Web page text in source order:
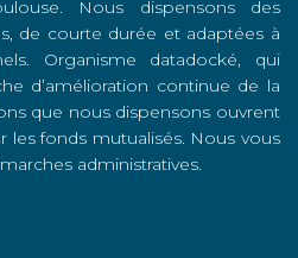
Nous dispensons des
de courte durée et adaptées à
Organisme datadocké, qui
d’amélioration continue de la
que nous dispensons ouvrent
les fonds mutualisés. Nous vous
administratives.